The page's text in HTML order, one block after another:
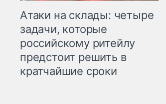
Атаки на склады: четыре
задачи, которые
российскому ритейлу
предстоит решить в
кратчайшие сроки